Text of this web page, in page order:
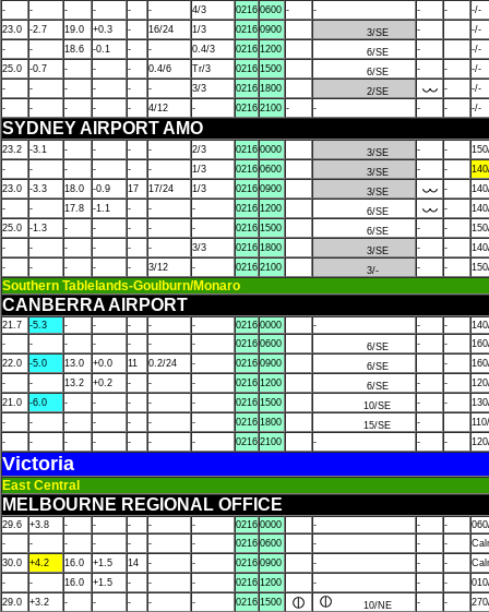
-
- - - - - 4/3 0216 0600 - - - -
-/-
23.0
-2.7 19.0 +0.3 - 16/24 1/3 0216 0900 3/SE -
-/-
-
- 18.6 -0.1 - - 0.4/3 0216 1200 6/SE -
-/-
25.0
-0.7 - - - 0.4/6 Tr/3 0216 1500 6/SE - -
-/-
-
- - - - - 3/3 0216 1800 2/SE -
-/-
-
- - - - 4/12 - 0216 2100 - - - - -/-
SYDNEY AIRPORT AMO
23.2 -3.1 - - - - 2/3 0216 0000 3/SE - -
-
- - - - - 1/3 0216 0600 3/SE - -
23.0
-3.3 18.0 -0.9 17 17/24 1/3 0216 0900 3/SE -
-
- 17.8 -1.1 - - - 0216 1200 6/SE -
25.0
-1.3 - - - - - 0216 1500 6/SE - -
-
- - - - - 3/3 0216 1800 3/SE - -
-
- - - - 3/12 - 0216 2100 3/- - -
Southern Tablelands-Goulburn/Monaro
CANBERRA AIRPORT
21.7 -5.3 - - - - - 0216 0000 - - -
-
- - - - - - 0216 0600 6/SE - -
22.0
-5.0 13.0 +0.0 11 0.2/24 - 0216 0900 6/SE -
-
- 13.2 +0.2 - - - 0216 1200 6/SE - -
21.0
-6.0 - - - - - 0216 1500 10/SE - -
-
- - - - - - 0216 1800 15/SE -
-
- - - - - - 0216 2100 - - -
Victoria
East Central
MELBOURNE REGIONAL OFFICE
29.6 +3.8 - - - - - 0216 0000 - - -
-
- - - - - - 0216 0600 - - -
30.0
+4.2 16.0 +1.5 14 - - 0216 0900 - - -
-
- 16.0 +1.5 - - - 0216 1200 - - -
29.0
+3.2 - - - - - 0216 1500 10/NE - -